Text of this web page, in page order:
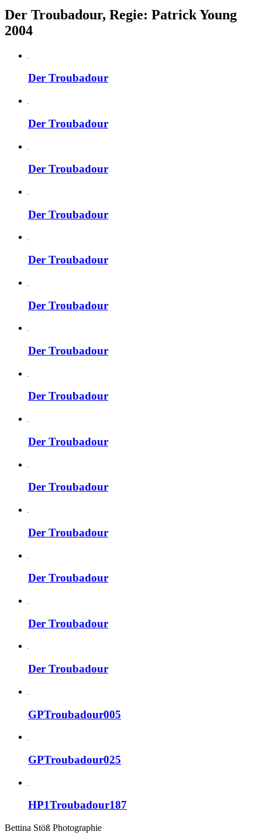
Der Troubadour, Regie: Patrick Young
2004
Der Troubadour
Der Troubadour
Der Troubadour
Der Troubadour
Der Troubadour
Der Troubadour
Der Troubadour
Der Troubadour
Der Troubadour
Der Troubadour
Der Troubadour
Der Troubadour
Der Troubadour
Der Troubadour
GPTroubadour005
GPTroubadour025
HP1Troubadour187
Bettina Stöß Photographie